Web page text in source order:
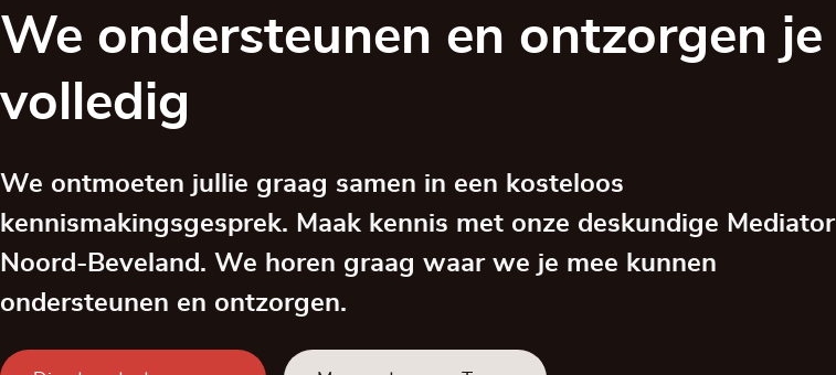
We ondersteunen en ontzorgen je
volledig
We ontmoeten jullie graag samen in een kosteloos
kennismakingsgesprek. Maak kennis met onze deskundige Mediator
Noord-Beveland. We horen graag waar we je mee kunnen
ondersteunen en ontzorgen.